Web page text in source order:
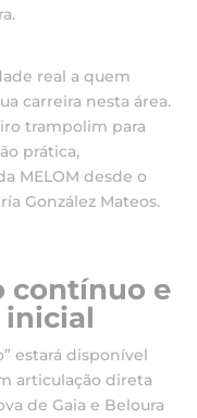
real a quem
carreira nesta área.
trampolim para
prática,
MELOM desde o
González Mateos.
contínuo e
estará disponível
articulação direta
de Gaia e Beloura